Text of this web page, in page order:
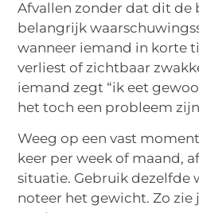
Afvallen zonder dat dit de
belangrijk
wanneer iemand in korte
verliest of zichtbaar
iemand zegt “ik eet
het toch een probleem
Weeg op een vast
keer per week of maand,
situatie. Gebruik dezelfde
noteer het gewicht. Zo zie